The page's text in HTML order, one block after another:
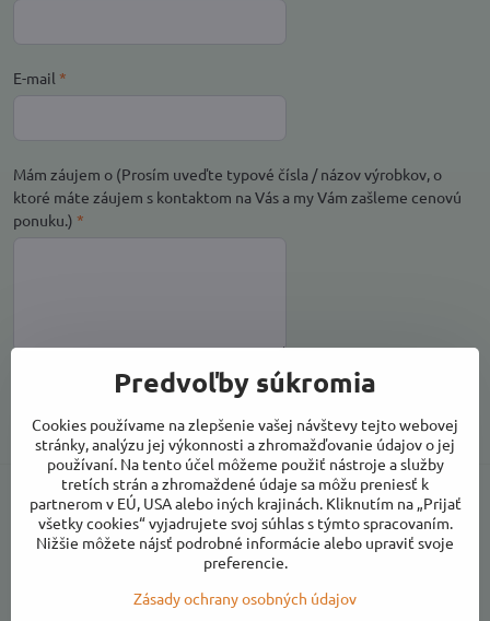
E-mail *
Mám záujem o (Prosím uveďte typové čísla / názov výrobkov, o
ktoré máte záujem s kontaktom na Vás a my Vám zašleme cenovú
ponuku.) *
Komplexný sortiment Priaznivé ceny
Predvoľby súkromia
Cookies používame na zlepšenie vašej návštevy tejto webovej
stránky, analýzu jej výkonnosti a zhromažďovanie údajov o jej
používaní. Na tento účel môžeme použiť nástroje a služby
tretích strán a zhromaždené údaje sa môžu preniesť k
partnerom v EÚ, USA alebo iných krajinách. Kliknutím na „Prijať
všetky cookies“ vyjadrujete svoj súhlas s týmto spracovaním.
Nižšie môžete nájsť podrobné informácie alebo upraviť svoje
preferencie.
Zásady ochrany osobných údajov